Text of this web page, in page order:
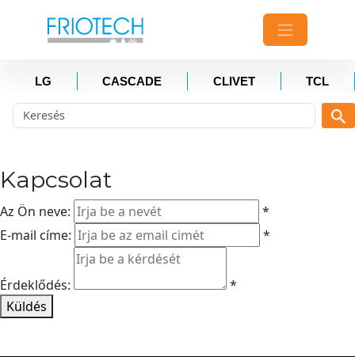
LG CASCADE CLIVET TCL
Kapcsolat
Az Ön neve:
*
E-mail címe:
*
Érdeklődés:
*
Küldés